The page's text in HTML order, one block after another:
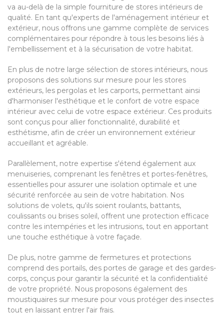
va au-delà de la simple fourniture de stores intérieurs de
qualité. En tant qu'experts de l'aménagement intérieur et
extérieur, nous offrons une gamme complète de services
complémentaires pour répondre à tous les besoins liés à
l'embellissement et à la sécurisation de votre habitat.
En plus de notre large sélection de stores intérieurs, nous
proposons des solutions sur mesure pour les stores
extérieurs, les pergolas et les carports, permettant ainsi
d'harmoniser l'esthétique et le confort de votre espace
intérieur avec celui de votre espace extérieur. Ces produits
sont conçus pour allier fonctionnalité, durabilité et
esthétisme, afin de créer un environnement extérieur
accueillant et agréable.
Parallèlement, notre expertise s'étend également aux
menuiseries, comprenant les fenêtres et portes-fenêtres,
essentielles pour assurer une isolation optimale et une
sécurité renforcée au sein de votre habitation. Nos
solutions de volets, qu'ils soient roulants, battants,
coulissants ou brises soleil, offrent une protection efficace
contre les intempéries et les intrusions, tout en apportant
une touche esthétique à votre façade.
De plus, notre gamme de fermetures et protections
comprend des portails, des portes de garage et des gardes-
corps, conçus pour garantir la sécurité et la confidentialité
de votre propriété. Nous proposons également des
moustiquaires sur mesure pour vous protéger des insectes
tout en laissant entrer l'air frais.